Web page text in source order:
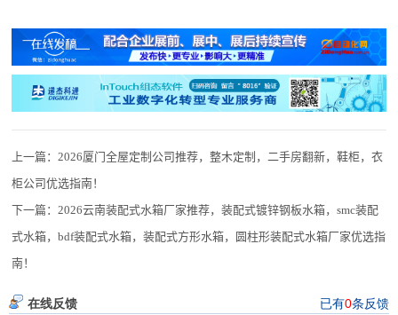
上一篇：2026厦门全屋定制公司推荐，整木定制，二手房翻新，鞋柜，衣
柜公司优选指南！
下一篇：2026云南装配式水箱厂家推荐，装配式镀锌钢板水箱，smc装配
式水箱，bdf装配式水箱，装配式方形水箱，圆柱形装配式水箱厂家优选指
南！